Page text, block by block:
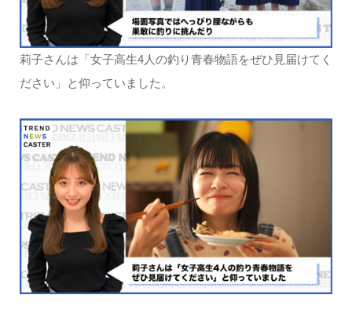
莉子さんは「女子高生4人の釣り青春物語をぜひ見届けてく
ださい」と仰っていました。